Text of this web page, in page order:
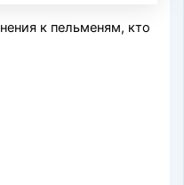
к пельменям, кто